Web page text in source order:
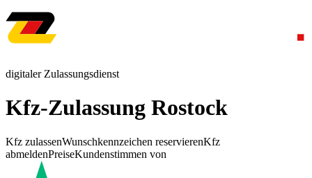
digitaler Zulassungsdienst
Kfz-Zulassung Rostock
Kfz zulassenWunschkennzeichen reservierenKfz
abmeldenPreiseKundenstimmen von